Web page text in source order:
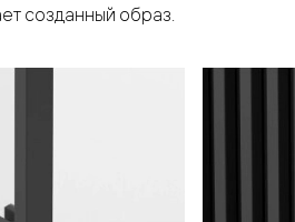
созданный образ.